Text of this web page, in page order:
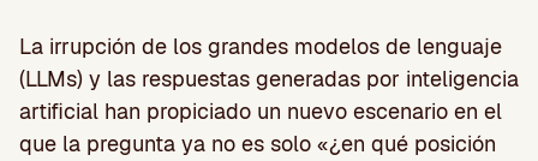
La irrupción de los grandes modelos de lenguaje
(LLMs) y las respuestas generadas por inteligencia
artificial han propiciado un nuevo escenario en el
que la pregunta ya no es solo «¿en qué posición